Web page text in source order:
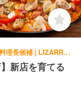
スペイン料理, 洋食・西洋料理 | 料理長・料理長候補 | LIZARRAN LIZARRAN 大井町店
新店を育てる